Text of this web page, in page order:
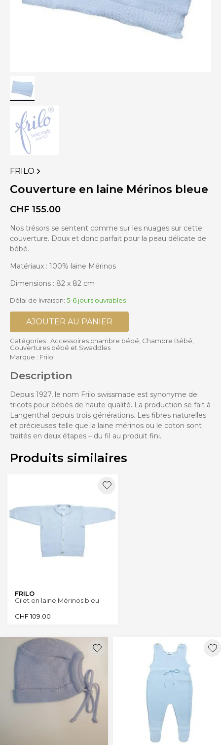
VOIR
PLUS
DE
DE
FRILO
Couverture en laine Mérinos bleue
CHF 155.00
Nos trésors se sentent comme sur les nuages ​​sur cette
couverture. Doux et donc parfait pour la peau délicate de
bébé.
Matériaux : 100% laine Mérinos
Dimensions : 82 x 82 cm
Délai de livraison: 5-6 jours ouvrables
AJOUTER AU PANIER
Catégories : Accessoires chambre bébé Chambre Bébé
Couvertures bébé et Swaddles
Marque : Frilo
Description
Depuis 1927, le nom Frilo swissmade est synonyme de
tricots pour bébés de haute qualité. La production se fait à
Langenthal depuis trois générations. Les fibres naturelles
et précieuses telle que la laine mérinos ou le coton sont
traités en deux étapes – du fil au produit fini.
Produits similaires
FRILO
Gilet en laine Mérinos bleu
CHF109.00